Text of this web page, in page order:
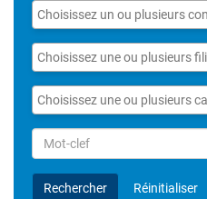
Liste
des
contrats
Liste
des
filières
Liste
des
catégories
Rechercher
par
Mot-
clefRechercher Réinitialiser